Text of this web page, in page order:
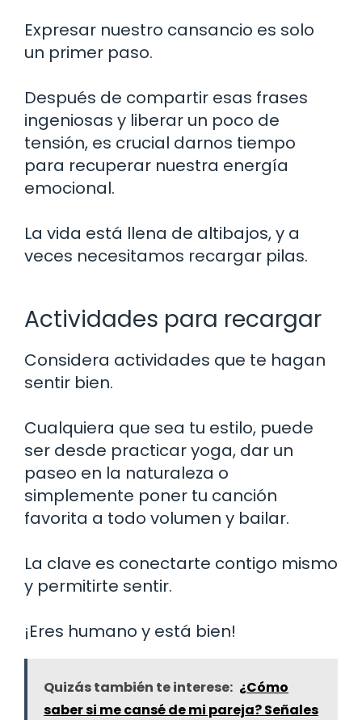
Expresar nuestro cansancio es solo
un primer paso.
Después de compartir esas frases
ingeniosas y liberar un poco de
tensión, es crucial darnos tiempo
para recuperar nuestra energía
emocional.
La vida está llena de altibajos, y a
veces necesitamos recargar pilas.
Actividades para recargar
Considera actividades que te hagan
sentir bien.
Cualquiera que sea tu estilo, puede
ser desde practicar yoga, dar un
paseo en la naturaleza o
simplemente poner tu canción
favorita a todo volumen y bailar.
La clave es conectarte contigo mismo
y permitirte sentir.
¡Eres humano y está bien!
Quizás también te interese: ¿Cómo
saber si me cansé de mi pareja? Señales